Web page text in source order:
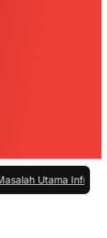
Utama Infrastruktur